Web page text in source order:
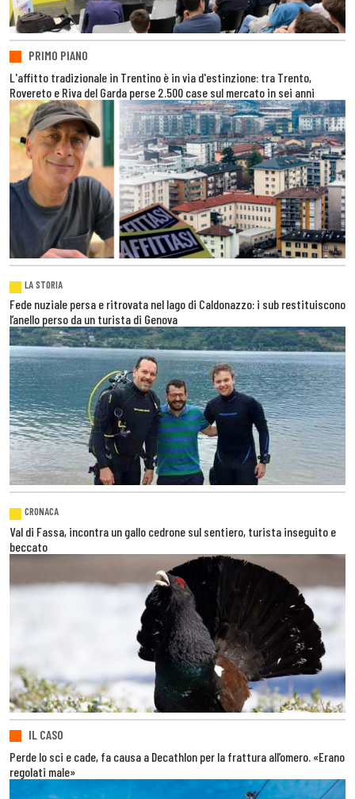
PRIMO PIANO
L'affitto tradizionale in Trentino è in via d'estinzione: tra Trento,
Rovereto e Riva del Garda perse 2.500 case sul mercato in sei anni
LA STORIA
Fede nuziale persa e ritrovata nel lago di Caldonazzo: i sub restituiscono
l’anello perso da un turista di Genova
CRONACA
Val di Fassa, incontra un gallo cedrone sul sentiero, turista inseguito e
beccato
IL CASO
Perde lo sci e cade, fa causa a Decathlon per la frattura all’omero. «Erano
regolati male»